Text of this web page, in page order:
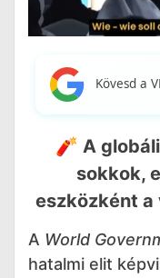
Kövesd a
🧨 A
sokkok,
eszközként a
A World
hatalmi elit